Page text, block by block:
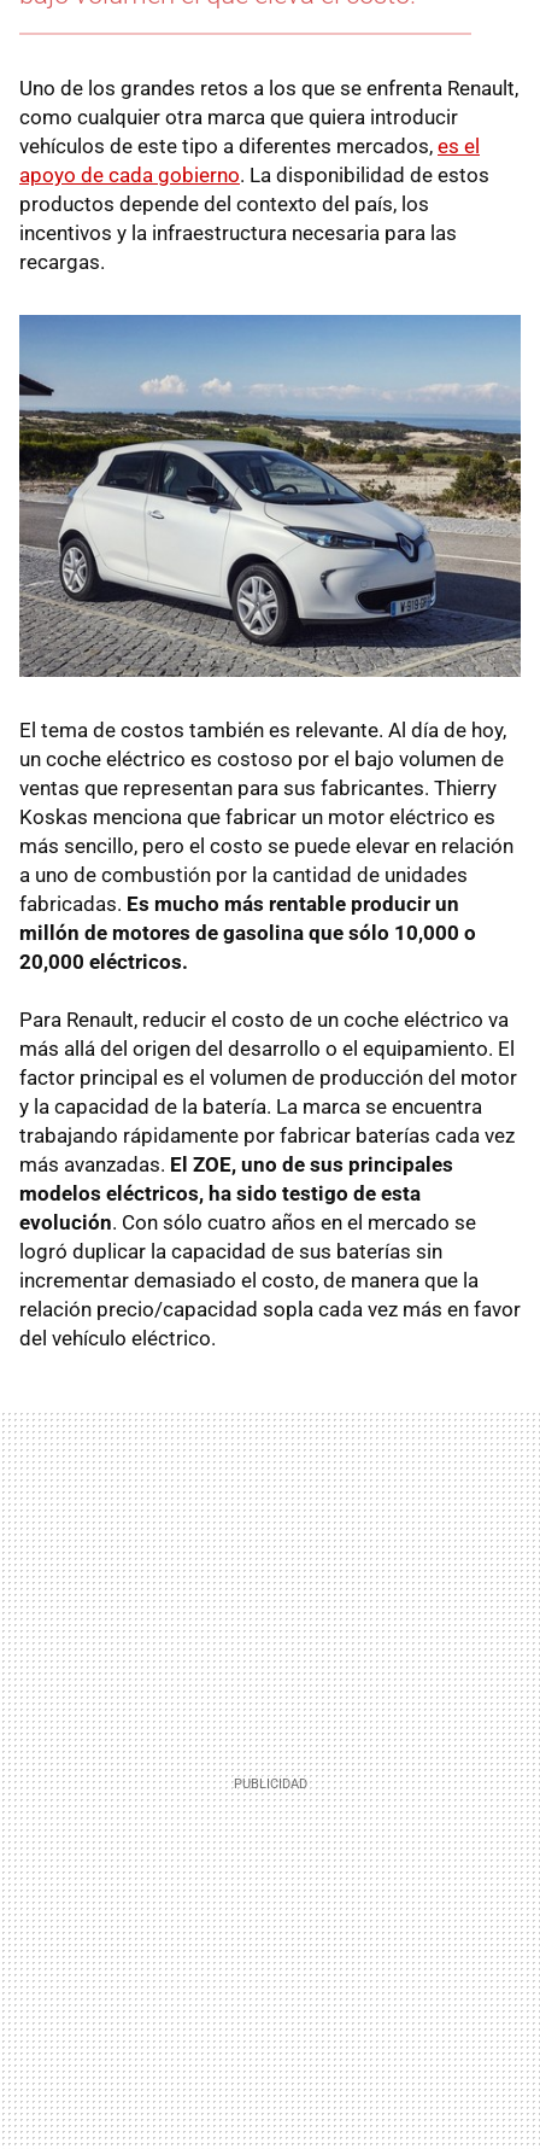
Uno de los grandes retos a los que se enfrenta Renault,
como cualquier otra marca que quiera introducir
vehículos de este tipo a diferentes mercados, es el
apoyo de cada gobierno. La disponibilidad de estos
productos depende del contexto del país, los
incentivos y la infraestructura necesaria para las
recargas.
El tema de costos también es relevante. Al día de hoy,
un coche eléctrico es costoso por el bajo volumen de
ventas que representan para sus fabricantes. Thierry
Koskas menciona que fabricar un motor eléctrico es
más sencillo, pero el costo se puede elevar en relación
a uno de combustión por la cantidad de unidades
fabricadas. Es mucho más rentable producir un
millón de motores de gasolina que sólo 10,000 o
20,000 eléctricos.
Para Renault, reducir el costo de un coche eléctrico va
más allá del origen del desarrollo o el equipamiento. El
factor principal es el volumen de producción del motor
y la capacidad de la batería. La marca se encuentra
trabajando rápidamente por fabricar baterías cada vez
más avanzadas. El ZOE, uno de sus principales
modelos eléctricos, ha sido testigo de esta
evolución. Con sólo cuatro años en el mercado se
logró duplicar la capacidad de sus baterías sin
incrementar demasiado el costo, de manera que la
relación precio/capacidad sopla cada vez más en favor
del vehículo eléctrico.